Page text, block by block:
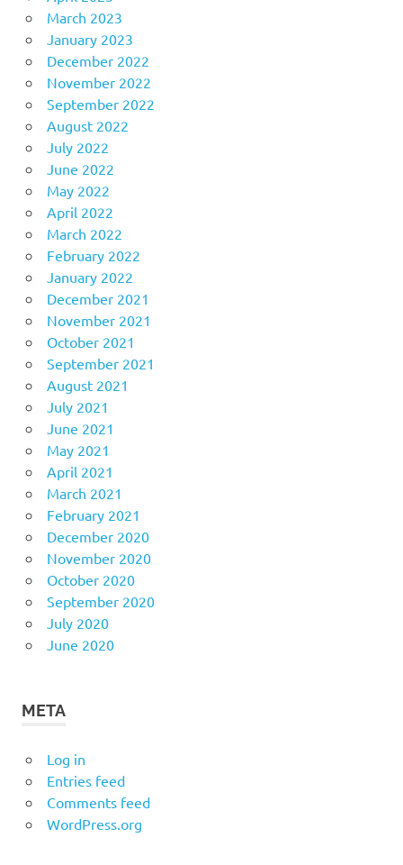
March 2023
January 2023
December 2022
November 2022
September 2022
August 2022
July 2022
June 2022
May 2022
April 2022
March 2022
February 2022
January 2022
December 2021
November 2021
October 2021
September 2021
August 2021
July 2021
June 2021
May 2021
April 2021
March 2021
February 2021
December 2020
November 2020
October 2020
September 2020
July 2020
June 2020
META
Log in
Entries feed
Comments feed
WordPress.org